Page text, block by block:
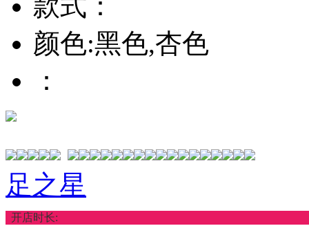
款式：
颜色:黑色,杏色
：
足之星
开店时长: